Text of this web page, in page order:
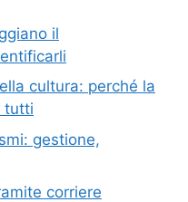
il
cultura: perché la
tutti
gestione,
corriere